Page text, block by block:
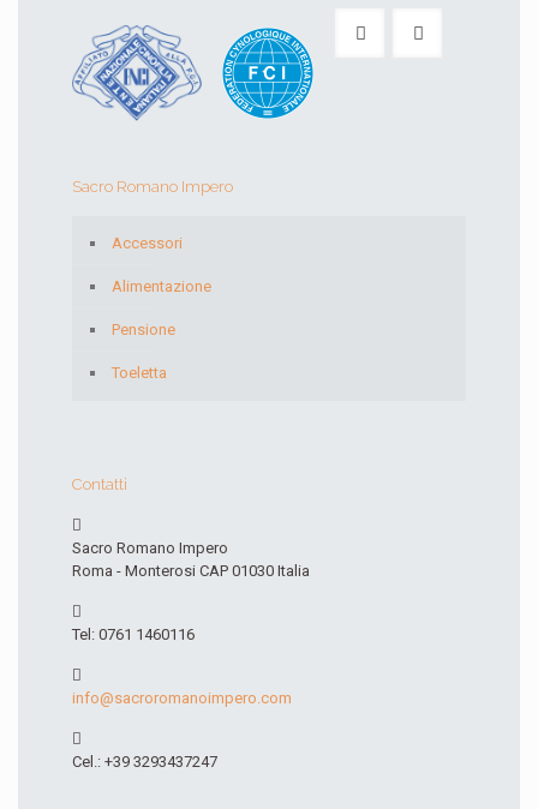
Sacro Romano Impero
Accessori
Alimentazione
Pensione
Toeletta
Contatti
Sacro Romano Impero
Roma - Monterosi CAP 01030 Italia
Tel: 0761 1460116
info@sacroromanoimpero.com
Cel.: +39 3293437247